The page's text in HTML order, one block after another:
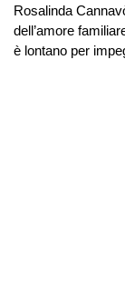
Rosalinda
dell’amore
è lontano per